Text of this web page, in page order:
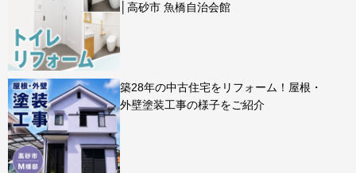
│高砂市 魚橋自治会館
築28年の中古住宅をリフォーム！屋根・
外壁塗装工事の様子をご紹介